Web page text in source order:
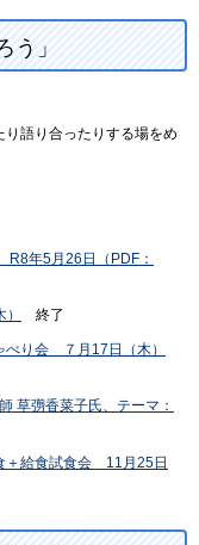
う」
語り合ったりする場をめ
年5月26日（PDF：
終了
べり会 ７月17日（木）
草彅香菜子氏、テーマ：
＋給食試食会 11月25日